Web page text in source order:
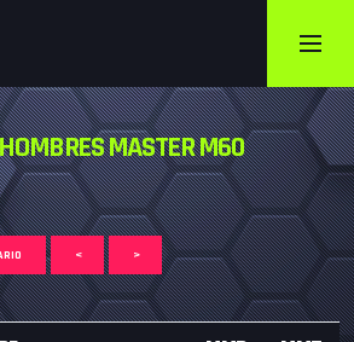
MASTER M60
< >